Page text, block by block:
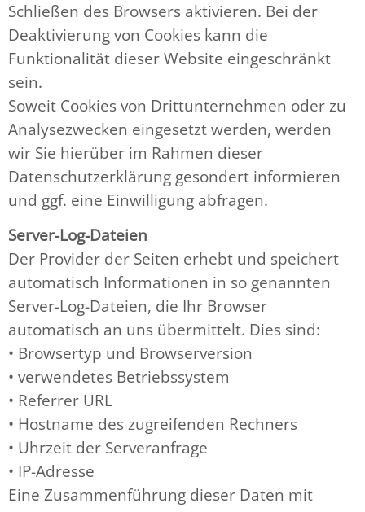
Schließen des Browsers aktivieren. Bei der
Deaktivierung von Cookies kann die
Funktionalität dieser Website eingeschränkt
sein.
Soweit Cookies von Drittunternehmen oder zu
Analysezwecken eingesetzt werden, werden
wir Sie hierüber im Rahmen dieser
Datenschutzerklärung gesondert informieren
und ggf. eine Einwilligung abfragen.
Server-Log-Dateien
Der Provider der Seiten erhebt und speichert
automatisch Informationen in so genannten
Server-Log-Dateien, die Ihr Browser
automatisch an uns übermittelt. Dies sind:
• Browsertyp und Browserversion
• verwendetes Betriebssystem
• Referrer URL
• Hostname des zugreifenden Rechners
• Uhrzeit der Serveranfrage
• IP-Adresse
Eine Zusammenführung dieser Daten mit